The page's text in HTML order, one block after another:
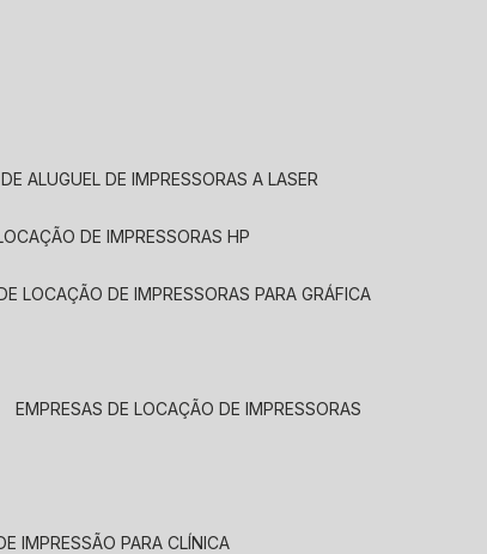
DE ALUGUEL DE IMPRESSORAS A LASER
DE IMPRESSORAS HP
LOCAÇÃO DE IMPRESSORAS PARA GRÁFICA
EMPRESAS DE LOCAÇÃO DE IMPRESSORAS
IMPRESSÃO PARA CLÍNICA